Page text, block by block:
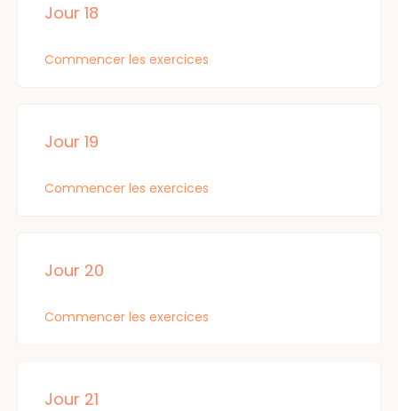
Jour 18
Commencer les exercices
Jour 19
Commencer les exercices
Jour 20
Commencer les exercices
Jour 21
Inst